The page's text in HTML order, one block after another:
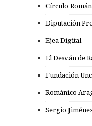
Círculo
Diputación
Ejea Digital
El Desván de
Fundación
Románico
Sergio